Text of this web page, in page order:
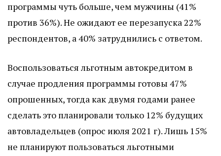
программы чуть больше, чем мужчины (41%
против 36%). Не ожидают ее перезапуска 22%
респондентов, а 40% затруднились с ответом.
Воспользоваться льготным автокредитом в
случае продления программы готовы 47%
опрошенных, тогда как двумя годами ранее
сделать это планировали только 12% будущих
автовладельцев (опрос июля 2021 г). Лишь 15%
не планируют пользоваться льготными